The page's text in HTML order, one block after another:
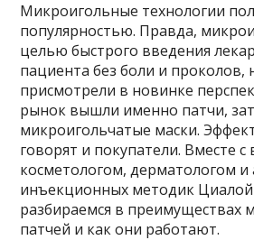
Микроигольные технологии
популярностью. Правда,
целью быстрого введения
пациента без боли и проколов,
присмотрели в новинке
рынок вышли именно патчи,
микроигольчатые маски.
говорят и покупатели. Вместе с
косметологом, дерматологом
инъекционных методик Циалой
разбираемся в преимуществах
патчей и как они работают.